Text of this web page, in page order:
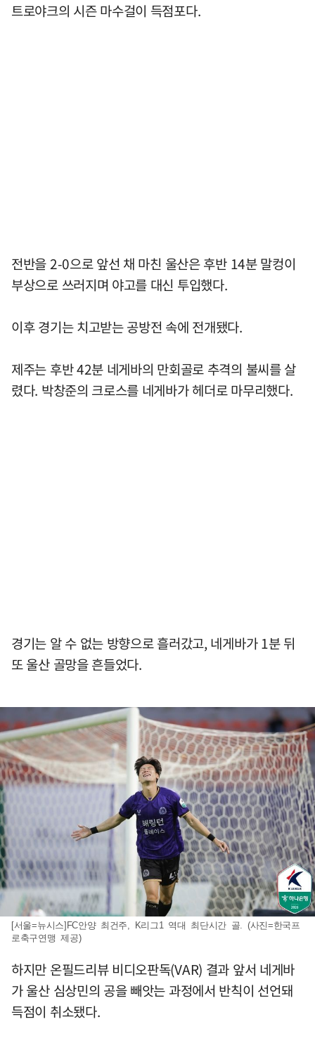
트로야크의 시즌 마수걸이 득점포다.
전반을 2-0으로 앞선 채 마친 울산은 후반 14분 말컹이
부상으로 쓰러지며 야고를 대신 투입했다.
이후 경기는 치고받는 공방전 속에 전개됐다.
제주는 후반 42분 네게바의 만회골로 추격의 불씨를 살
렸다. 박창준의 크로스를 네게바가 헤더로 마무리했다.
경기는 알 수 없는 방향으로 흘러갔고, 네게바가 1분 뒤
또 울산 골망을 흔들었다.
[서울=뉴시스]FC안양 최건주, K리그1 역대 최단시간 골. (사진=한국프
로축구연맹 제공)
하지만 온필드리뷰 비디오판독(VAR) 결과 앞서 네게바
가 울산 심상민의 공을 빼앗는 과정에서 반칙이 선언돼
득점이 취소됐다.